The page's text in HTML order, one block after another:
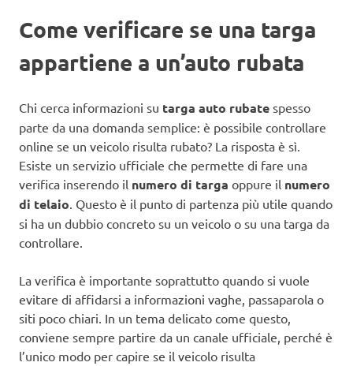
Come verificare se una targa
appartiene a un’auto rubata
Chi cerca informazioni su targa auto rubate spesso
parte da una domanda semplice: è possibile controllare
online se un veicolo risulta rubato? La risposta è sì.
Esiste un servizio ufficiale che permette di fare una
verifica inserendo il numero di targa oppure il numero
di telaio. Questo è il punto di partenza più utile quando
si ha un dubbio concreto su un veicolo o su una targa da
controllare.
La verifica è importante soprattutto quando si vuole
evitare di affidarsi a informazioni vaghe, passaparola o
siti poco chiari. In un tema delicato come questo,
conviene sempre partire da un canale ufficiale, perché è
l’unico modo per capire se il veicolo risulta